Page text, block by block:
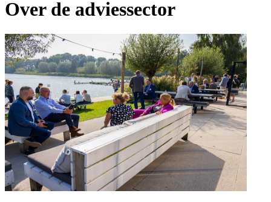
Over de adviessector